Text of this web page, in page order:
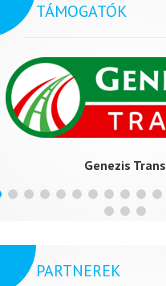
TÁMOGATÓK
Genezis Trans
PARTNEREK